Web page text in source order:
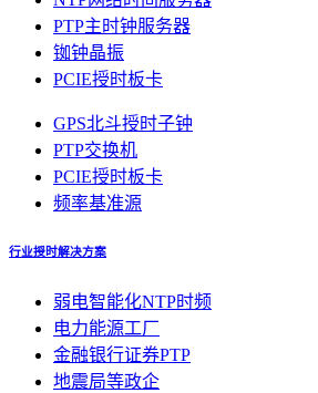
PTP主时钟服务器
铷钟晶振
PCIE授时板卡
GPS北斗授时子钟
PTP交换机
PCIE授时板卡
频率基准源
行业授时解决方案
弱电智能化NTP时频
电力能源工厂
金融银行证券PTP
地震局等政企